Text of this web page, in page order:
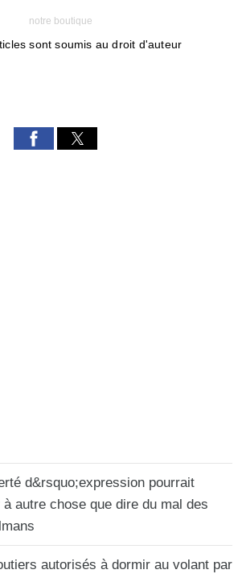
d&rsquo;expression pourrait
autre chose que dire du mal des
autorisés à dormir au volant par